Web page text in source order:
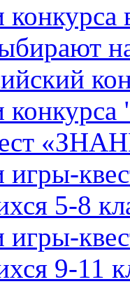
конкурса
игры-
5-8
игры-
9-11